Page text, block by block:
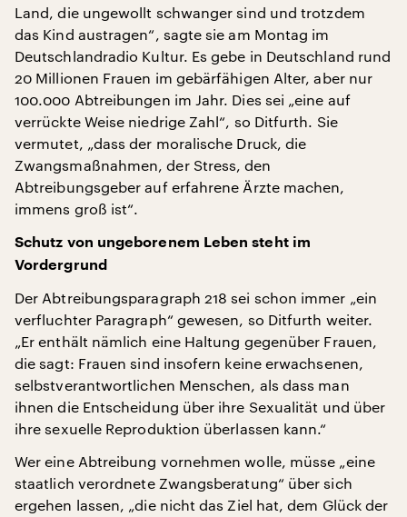
Land, die ungewollt schwanger sind und trotzdem
das Kind austragen“, sagte sie am Montag im
Deutschlandradio Kultur. Es gebe in Deutschland rund
20 Millionen Frauen im gebärfähigen Alter, aber nur
100.000 Abtreibungen im Jahr. Dies sei „eine auf
verrückte Weise niedrige Zahl“, so Ditfurth. Sie
vermutet, „dass der moralische Druck, die
Zwangsmaßnahmen, der Stress, den
Abtreibungsgeber auf erfahrene Ärzte machen,
immens groß ist“.
Schutz von ungeborenem Leben steht im
Vordergrund
Der Abtreibungsparagraph 218 sei schon immer „ein
verfluchter Paragraph“ gewesen, so Ditfurth weiter.
„Er enthält nämlich eine Haltung gegenüber Frauen,
die sagt: Frauen sind insofern keine erwachsenen,
selbstverantwortlichen Menschen, als dass man
ihnen die Entscheidung über ihre Sexualität und über
ihre sexuelle Reproduktion überlassen kann.“
Wer eine Abtreibung vornehmen wolle, müsse „eine
staatlich verordnete Zwangsberatung“ über sich
ergehen lassen, „die nicht das Ziel hat, dem Glück der